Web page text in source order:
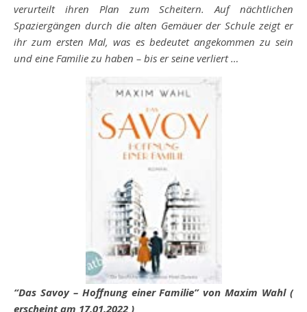
verurteilt ihren Plan zum Scheitern. Auf nächtlichen
Spaziergängen durch die alten Gemäuer der Schule zeigt er
ihr zum ersten Mal, was es bedeutet angekommen zu sein
und eine Familie zu haben – bis er seine verliert …
“Das Savoy – Hoffnung einer Familie” von Maxim Wahl (
erscheint am 17.01.2022 )